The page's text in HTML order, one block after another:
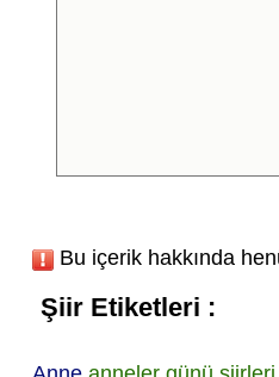
Bu içerik hakkında
Şiir Etiketleri :